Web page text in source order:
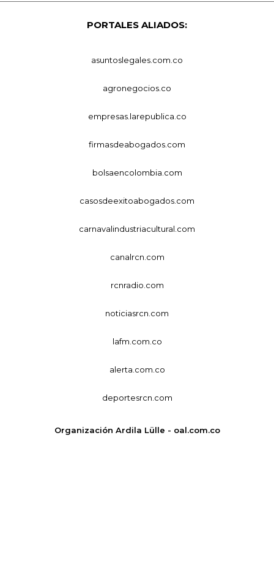
PORTALES ALIADOS:
asuntoslegales.com.co
agronegocios.co
empresas.larepublica.co
firmasdeabogados.com
bolsaencolombia.com
casosdeexitoabogados.com
carnavalindustriacultural.com
canalrcn.com
rcnradio.com
noticiasrcn.com
lafm.com.co
alerta.com.co
deportesrcn.com
Organización Ardila Lülle - oal.com.co